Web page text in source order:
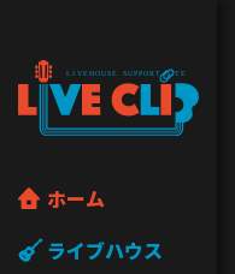
ホーム
ライブハウス